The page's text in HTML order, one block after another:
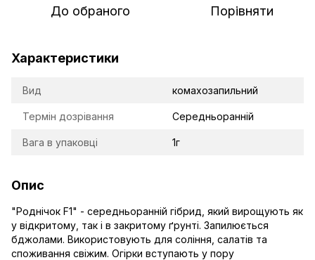
До обраного Порівняти
Характеристики
Вид комахозапильний
Термін дозрівання Середньоранній
Вага в упаковці 1г
Опис
"Роднічок F1" - середньоранній гібрид, який вирощують як
у відкритому, так і в закритому ґрунті. Запилюється
бджолами. Використовують для соління, салатів та
споживання свіжим. Огірки вступають у пору